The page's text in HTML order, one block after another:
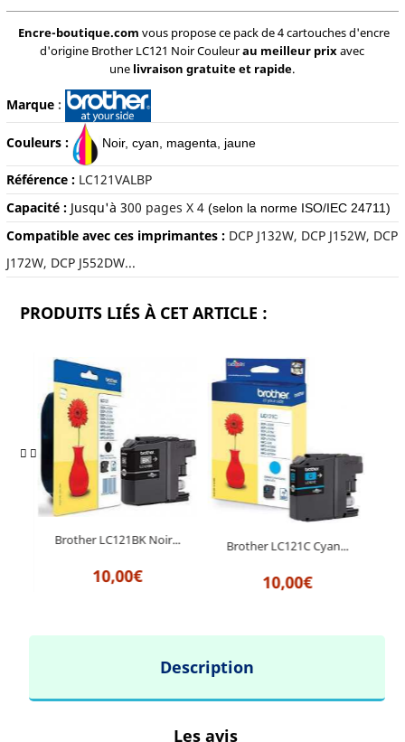
Encre-boutique.com vous propose ce pack de 4 cartouches d'encre
d'origine Brother LC121 Noir Couleurau meilleur prixavec
une livraison gratuite et rapide.
Marque:
Couleurs : Noir, cyan, magenta, jaune
Référence : LC121VALBP
Capacité : Jusqu'à 300 pages X 4 (selon la norme ISO/IEC 24711)
Compatible avec ces imprimantes : DCP J132W, DCP J152W, DCP
J172W, DCP J552DW...
PRODUITS LIÉS À CET ARTICLE :
Brother LC121BK Noir...
10,00€
Brother LC121C Cyan...
10,00€
Description
Les avis